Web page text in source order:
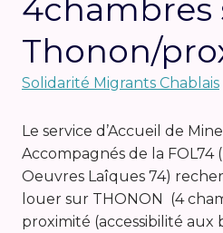
4chambres
Thonon/
Solidarité Migrants Chablais
Le service d’Accueil de
Accompagnés de la FOL74
Oeuvres Laîques 74)
louer sur THONON (4
proximité (accessibilité aux